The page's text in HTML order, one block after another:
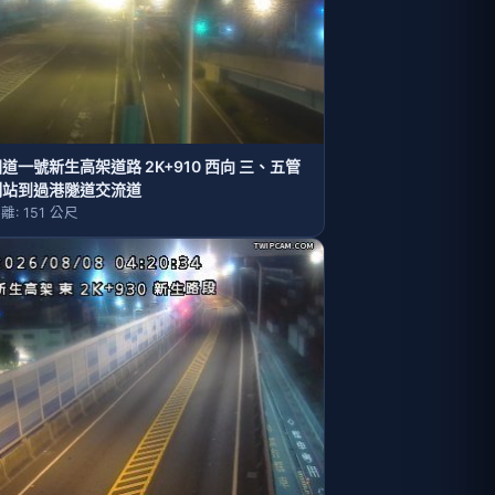
一號新生高架道路 2K+910 西向 三、五管
到過港隧道交流道
: 151 公尺